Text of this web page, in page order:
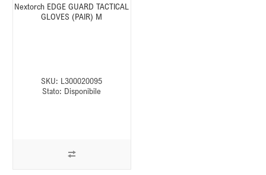
Nextorch EDGE GUARD TACTICAL
GLOVES (PAIR) M
SKU: L300020095
Stato: Disponibile